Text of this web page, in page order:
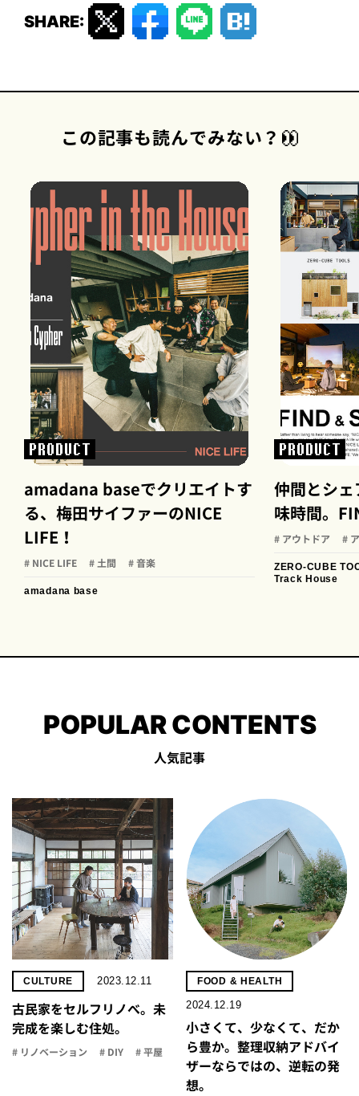
SHARE:
この記事も読んでみない？
PRODUCT
amadana baseでクリエイトす
る、梅田サイファーのNICE
LIFE！
# NICE LIFE # 土間 # 音楽
amadana base
PRODUCT
仲間とシ
味時間。
# アウトドア #
ZERO-CUBE
Track House
POPULAR CONTENTS
人気記事
CULTURE 2023.12.11
古民家をセルフリノべ。未
完成を楽しむ住処。
# リノベーション # DIY # 平屋
FOOD & HEALTH
2024.12.19
小さくて、少なくて、だか
ら豊か。整理収納アドバイ
ザーならではの、逆転の発
想。